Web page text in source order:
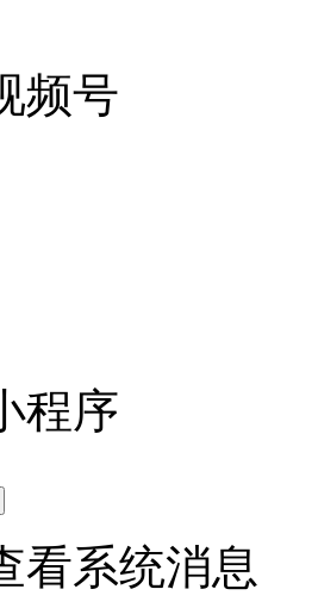
频号
程序
看系统消息